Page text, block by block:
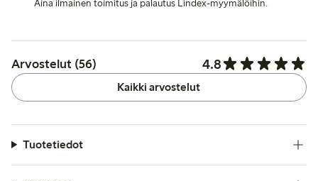
Aina ilmainen toimitus ja palautus Lindex-myymälöihin.
Arvostelut (56) 4.8
Kaikki arvostelut
Tuotetiedot